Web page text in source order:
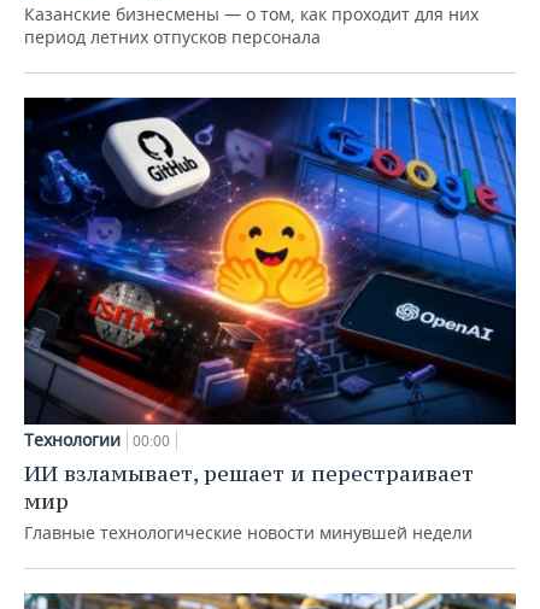
Казанские бизнесмены — о том, как проходит для них
период летних отпусков персонала
Технологии 00:00
ИИ взламывает, решает и перестраивает
мир
Главные технологические новости минувшей недели